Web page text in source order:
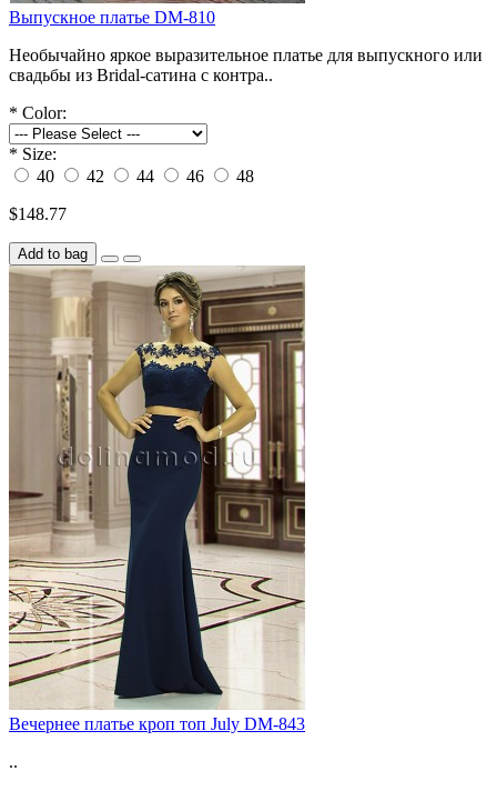
Выпускное платье DM-810
Необычайно яркое выразительное платье для выпускного или
свадьбы из Bridal-сатина с контра..
* Color:
* Size:
40
42 44 46
48
$148.77
Add to bag
Вечернее платье кроп топ July DM-843
..